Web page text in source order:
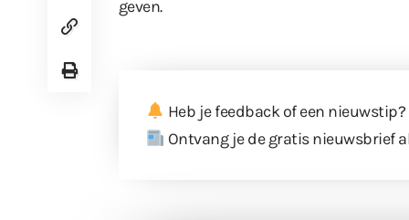
geven.
Heb je feedback of een nieuwstip?
Ontvang je de gratis nieuwsbrief